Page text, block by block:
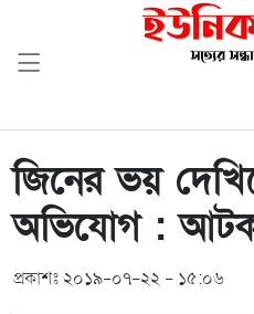
জিনের ভয়
অভিযোগ :
প্রকাশঃ ২০১৯-০৭-২২ - ১৫:০৬